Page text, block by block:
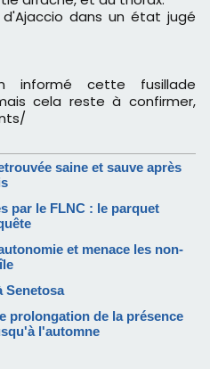
dans un état jugé
informé cette fusillade
cela reste à confirmer,
saine et sauve après
par le FLNC : le parquet
et menace les non-
Senetosa
prolongation de la présence
l'automne